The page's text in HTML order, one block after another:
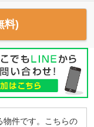
料)
物件です。こちらの